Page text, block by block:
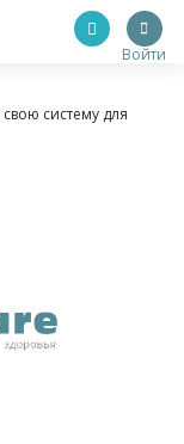
Войти
систему для